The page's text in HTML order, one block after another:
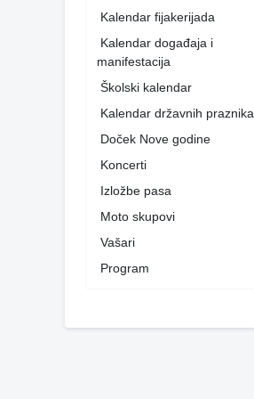
Kalendar fijakerijada
Kalendar događaja i
manifestacija
Školski kalendar
Kalendar državnih praznika
Doček Nove godine
Koncerti
Izložbe pasa
Moto skupovi
Vašari
Program